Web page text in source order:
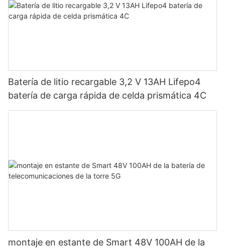
Batería de litio recargable 3,2 V 13AH Lifepo4
batería de carga rápida de celda prismática 4C
montaje en estante de Smart 48V 100AH ​​de la